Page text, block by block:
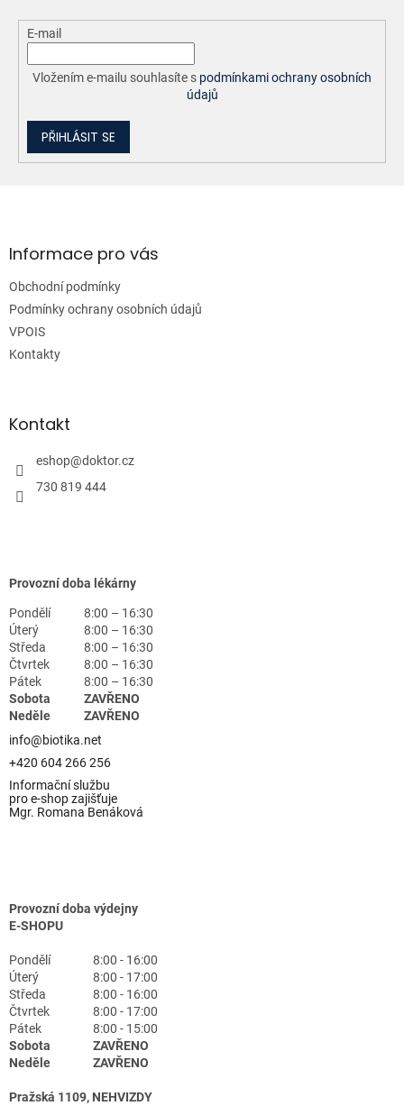
E-mail
Vložením e-mailu souhlasíte s podmínkami ochrany osobních
údajů
PŘIHLÁSIT SE
aInformace pro vás
Obchodní podmínky
Podmínky ochrany osobních údajů
VPOIS
Kontakty
Kontakt
eshop@doktor.cz
730 819 444
Provozní doba lékárny
Pondělí
8:00 – 16:30
Úterý
8:00 – 16:30
Středa
8:00 – 16:30
Čtvrtek
8:00 – 16:30
Pátek
8:00 – 16:30
Sobota
ZAVŘENO
Neděle
ZAVŘENO
info@biotika.net
+420 604 266 256
Informační službu
pro e-shop zajišťuje
Mgr. Romana Benáková
Provozní doba výdejny
E-SHOPU
Pondělí
8:00 - 16:00
Úterý
8:00 - 17:00
Středa
8:00 - 16:00
Čtvrtek
8:00 - 17:00
Pátek
8:00 - 15:00
Sobota
ZAVŘENO
Neděle
ZAVŘENO
Pražská 1109, NEHVIZDY